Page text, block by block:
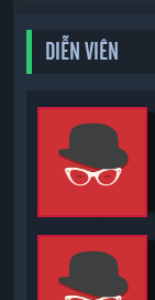
DIỄN VIÊN